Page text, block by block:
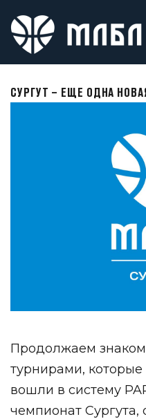
СУРГУТ – ЕЩЕ ОДНА
Продолжаем
турнирами,
вошли в систему
чемпионат Сургута,